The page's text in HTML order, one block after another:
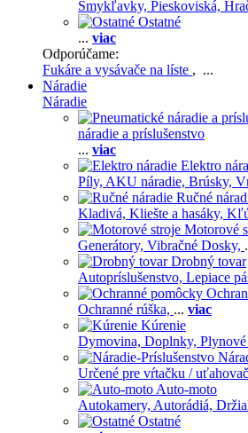
Šmykľavky, Pieskoviská,
Ostatné
... viac
Odporúčame:
Fukáre a vysávače na líste , ...
Náradie
Náradie
náradie a príslušenstvo
... viac
Elektro
Píly, AKU náradie, Brúsky,
Ručné
Kladivá, Kliešte a hasáky,
Motorové
Generátory, Vibračné Dosky,
Drobný tovar
Autopríslušenstvo, Lepiace
Ochranné rúška, ... viac
Kúrenie
Dymovina, Doplnky,
Určené pre vŕtačku /
Auto-moto
Autokamery, Autorádiá,
Ostatné